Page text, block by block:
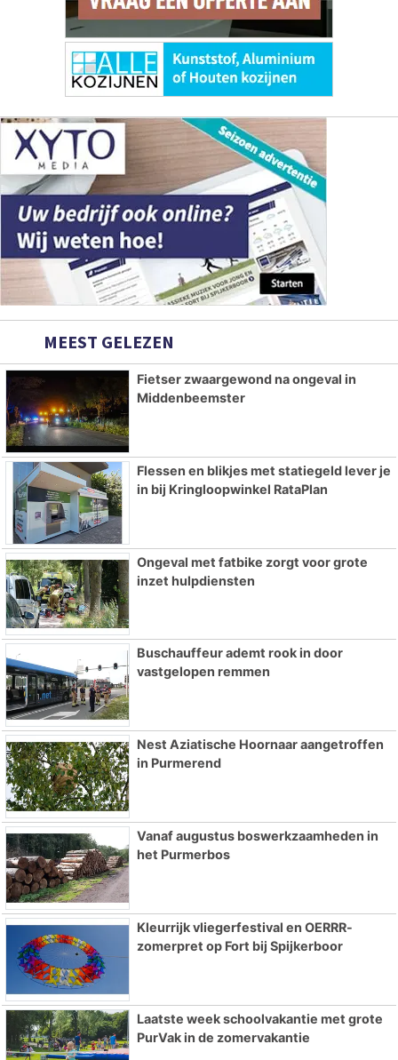
MEEST GELEZEN
Fietser zwaargewond na ongeval in
Middenbeemster
Flessen en blikjes met statiegeld lever je
in bij Kringloopwinkel RataPlan
Ongeval met fatbike zorgt voor grote
inzet hulpdiensten
Buschauffeur ademt rook in door
vastgelopen remmen
Nest Aziatische Hoornaar aangetroffen
in Purmerend
Vanaf augustus boswerkzaamheden in
het Purmerbos
Kleurrijk vliegerfestival en OERRR-
zomerpret op Fort bij Spijkerboor
Laatste week schoolvakantie met grote
PurVak in de zomervakantie